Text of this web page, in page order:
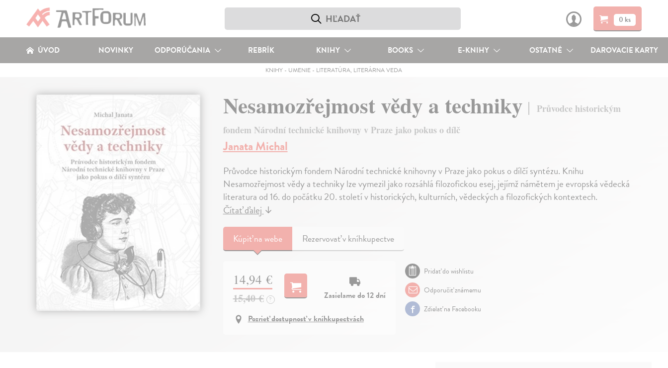
0 ks
ÚVOD NOVINKY ODPORÚČANIA REBRÍK KNIHY BOOKS E-KNIHY OSTATNÉ DAROVACIE KARTY
KNIHY - UMENIE - LITERATÚRA, LITERÁRNA VEDA
Nesamozřejmost vědy a techniky
Průvodce historickým
fondem Národní technické knihovny v Praze jako pokus o dílč
Janata Michal
Průvodce historickým fondem Národní technické knihovny v Praze jako pokus o dílčí syntézu. Knihu
Nesamozřejmost vědy a techniky lze vymezil jako rozsáhlá filozofickou esej, jejímž námětem je evropská vědecká
literatura od 16. do počátku 20. století v historických, kulturních, vědeckých a filozofických kontextech.
Čítať ďalej↓
Kúpiťna webe Rezervovať v kníhkupectve
14,94 €
15,40 € ?
Zasielame do 12 dní
Pozrieť dostupnosť v kníhkupectvách
Pridať do wishlistu
Odporučiť známemu
Zdielať na Facebooku